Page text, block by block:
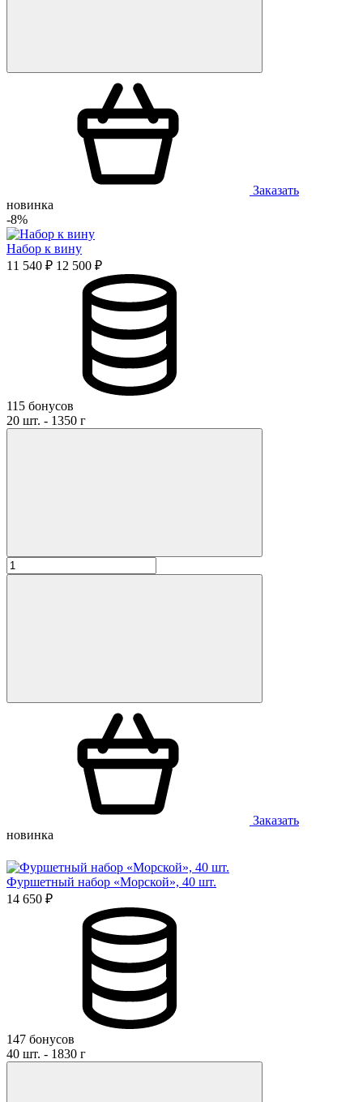
Заказать
новинка
-8%
Набор к вину
11 540 ₽ 12 500 ₽
115 бонусов
20 шт. - 1350 г
Заказать
новинка
Фуршетный набор «Морской», 40 шт.
14 650 ₽
147 бонусов
40 шт. - 1830 г